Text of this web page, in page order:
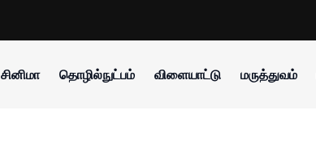
சினிமா தொழில்நுட்பம் விளையாட்டு மருத்துவம்